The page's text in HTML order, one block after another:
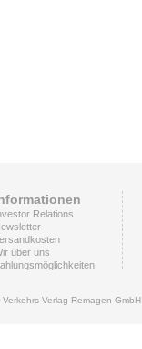
Relations
über uns
Verkehrs-Verlag Remagen GmbH